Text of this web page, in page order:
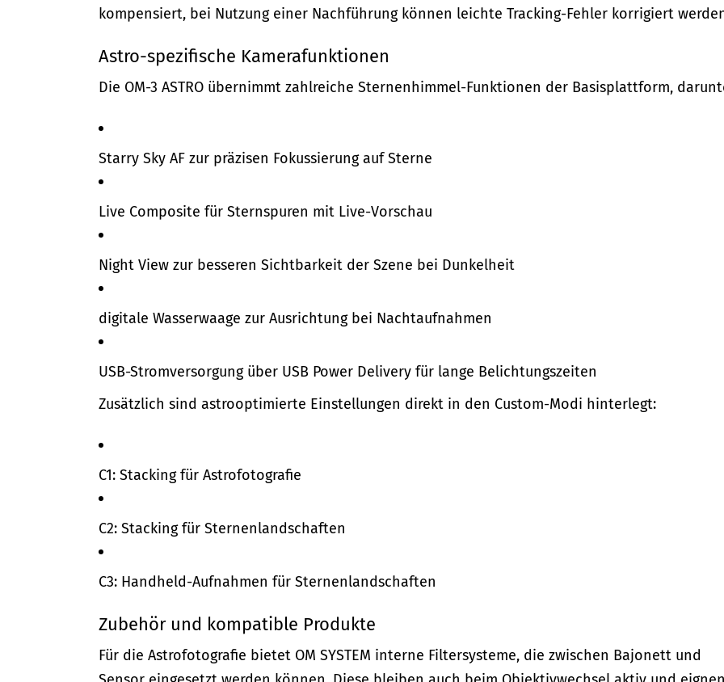
kompensiert, bei Nutzung einer Nachführung können leichte Tracking-Fehler korrigiert
Astro-spezifische Kamerafunktionen
Die OM-3 ASTRO übernimmt zahlreiche Sternenhimmel-Funktionen der Basisplattform,
Starry Sky AF zur präzisen Fokussierung auf Sterne
Live Composite für Sternspuren mit Live-Vorschau
Night View zur besseren Sichtbarkeit der Szene bei Dunkelheit
digitale Wasserwaage zur Ausrichtung bei Nachtaufnahmen
USB-Stromversorgung über USB Power Delivery für lange Belichtungszeiten
Zusätzlich sind astrooptimierte Einstellungen direkt in den Custom-Modi hinterlegt:
C1: Stacking für Astrofotografie
C2: Stacking für Sternenlandschaften
C3: Handheld-Aufnahmen für Sternenlandschaften
Zubehör und kompatible Produkte
Für die Astrofotografie bietet OM SYSTEM interne Filtersysteme, die zwischen Bajonett und